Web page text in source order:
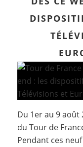
Du 1er au 9 août
du Tour de
Pendant ces